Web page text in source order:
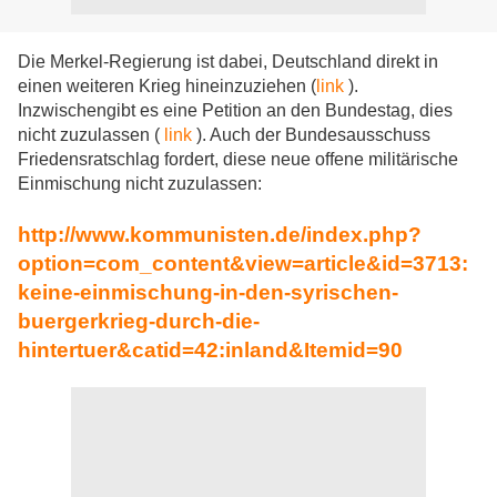
Die Merkel-Regierung ist dabei, Deutschland direkt in
einen weiteren Krieg hineinzuziehen ( link ).
Inzwischengibt es eine Petition an den Bundestag, dies
nicht zuzulassen ( link ). Auch der Bundesausschuss
Friedensratschlag fordert, diese neue offene militärische
Einmischung nicht zuzulassen:
http://www.kommunisten.de/index.php?
option=com_content&view=article&id=3713:
keine-einmischung-in-den-syrischen-
buergerkrieg-durch-die-
hintertuer&catid=42:inland&Itemid=90